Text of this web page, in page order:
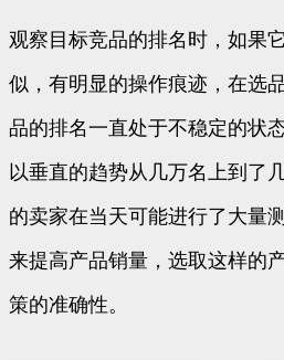
观察目标竞品的排名时，如果
似，有明显的操作痕迹，在选
品的排名一直处于不稳定的状
以垂直的趋势从几万名上到了
的卖家在当天可能进行了大量
来提高产品销量，选取这样的
策的准确性。